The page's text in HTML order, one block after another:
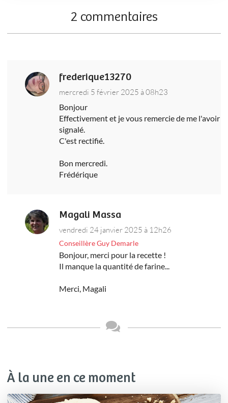
2 commentaires
frederique13270
mercredi 5 février 2025 à 08h23
Bonjour
Effectivement et je vous remercie de me l'avoir
signalé.
C'est rectifié.
Bon mercredi.
Frédérique
Magali Massa
vendredi 24 janvier 2025 à 12h26
Conseillère Guy Demarle
Bonjour, merci pour la recette !
Il manque la quantité de farine...
Merci, Magali
À la une en ce moment